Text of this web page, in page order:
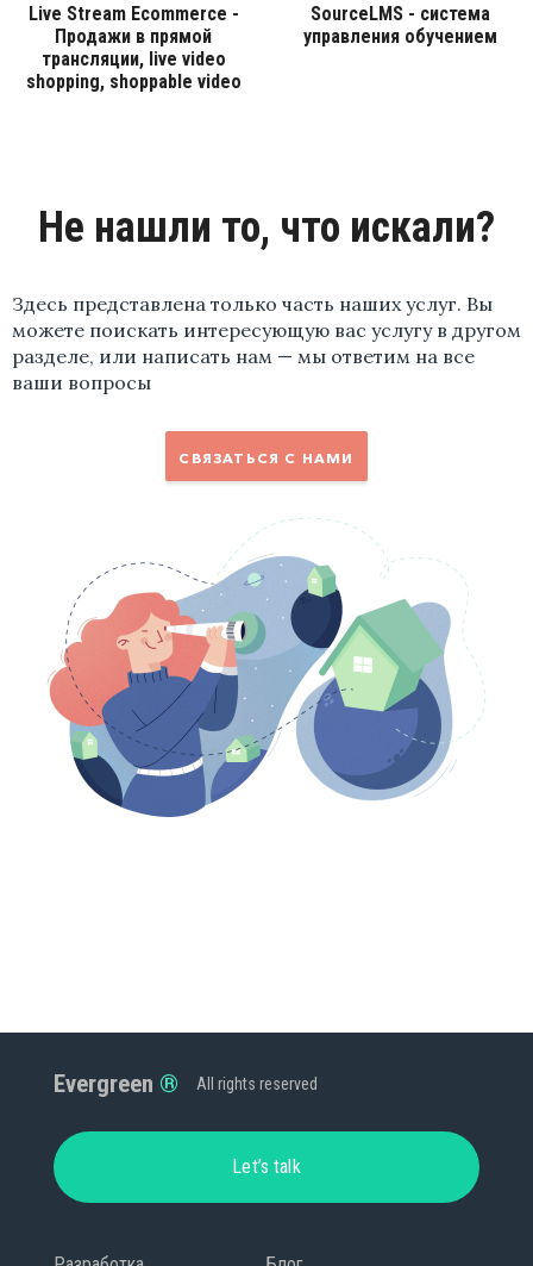
Live Stream Ecommerce -
Продажи в прямой
трансляции, live video
shopping, shoppable video
SourceLMS - система
управления обучением
Не нашли то, что искали?
Здесь представлена только часть наших услуг. Вы
можете поискать интересующую вас услугу в другом
разделе, или написать нам — мы ответим на все
ваши вопросы
СВЯЗАТЬСЯ С НАМИ
Evergreen All rights reserved
Let’s talk